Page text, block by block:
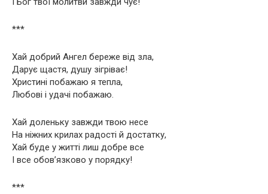
***
Хай добрий Ангел береже від зла,
Дарує щастя, душу зігріває!
Христині побажаю я тепла,
Любові і удачі побажаю.
Хай доленьку завжди твою несе
На ніжних крилах радості й достатку,
Хай буде у житті лиш добре все
І все обов’язково у порядку!
***